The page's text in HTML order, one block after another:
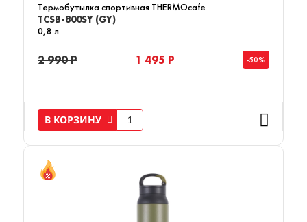
Термобутылка спортивная THERMOcafe
TCSB-800SY (GY)
0,8 л
2 990 Р 1 495 Р -50%
В КОРЗИНУ